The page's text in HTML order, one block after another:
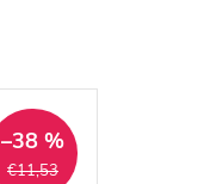
€11,53
–38 %